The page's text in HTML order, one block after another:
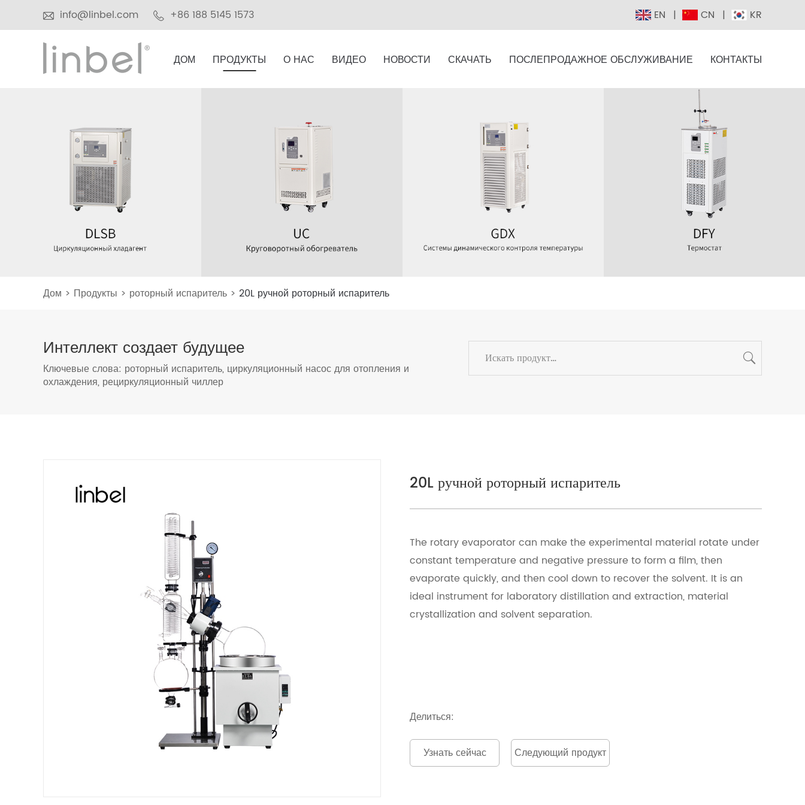
info@linbel.com +86 188 5145 1573 EN CN KR
ДОМ ПРОДУКТЫ О НАС ВИДЕО НОВОСТИ СКАЧАТЬ ПОСЛЕПРОДАЖНОЕ ОБСЛУЖИВАНИЕ КОНТАКТЫ
Дом > Продукты > роторный испаритель > 20L ручной роторный испаритель
Интеллект создает будущее
Ключевые слова: роторный испаритель, циркуляционный насос для отопления и
охлаждения, рециркуляционный чиллер
20L ручной роторный испаритель
The rotary evaporator can make the experimental material rotate under
constant temperature and negative pressure to form a film, then
evaporate quickly, and then cool down to recover the solvent. It is an
ideal instrument for laboratory distillation and extraction, material
crystallization and solvent separation.
Делиться:
Узнать сейчас Следующий продукт